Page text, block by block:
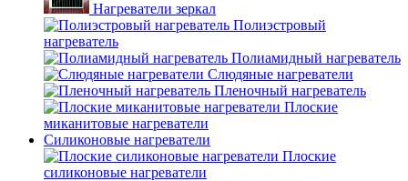
Нагреватели зеркал
Полиэстровый
нагреватель
Полиамидный нагреватель
Слюдяные нагреватели
Пленочный нагреватель
Плоские
миканитовые нагреватели
Силиконовые нагреватели
Плоские
силиконовые нагреватели